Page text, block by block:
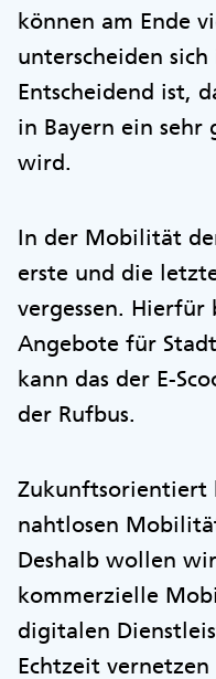
können am Ende
unterscheiden
Entscheidend ist,
in Bayern ein sehr
wird.
In der Mobilität
erste und die
vergessen. Hierfür
Angebote für
kann das der E-
der Rufbus.
Zukunftsorientiert
nahtlosen
Deshalb wollen
kommerzielle
digitalen
Echtzeit